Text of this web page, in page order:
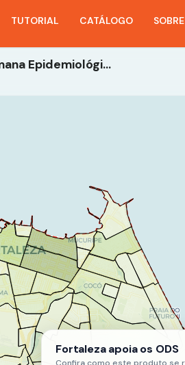
TUTORIAL CATÁLOGO SOBRE
03- Incidências Por Bairro - Ano 2022 - 3ª Semana Epidemiológica